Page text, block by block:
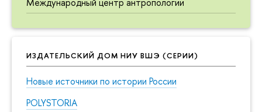
ИЗДАТЕЛЬСКИЙ ДОМ НИУ ВШЭ (СЕРИИ)
Новые источники по истории России
POLYSTORIA